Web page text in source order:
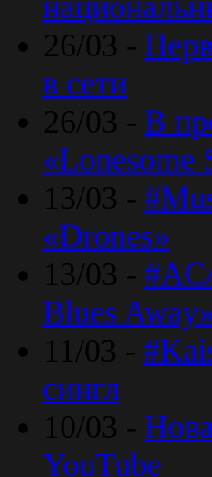
26/03 -
в сети
26/03 - В
«Lonesome
13/03 -
«Drones»
13/03 -
Blues
11/03 -
сингл
10/03 -
YouTube